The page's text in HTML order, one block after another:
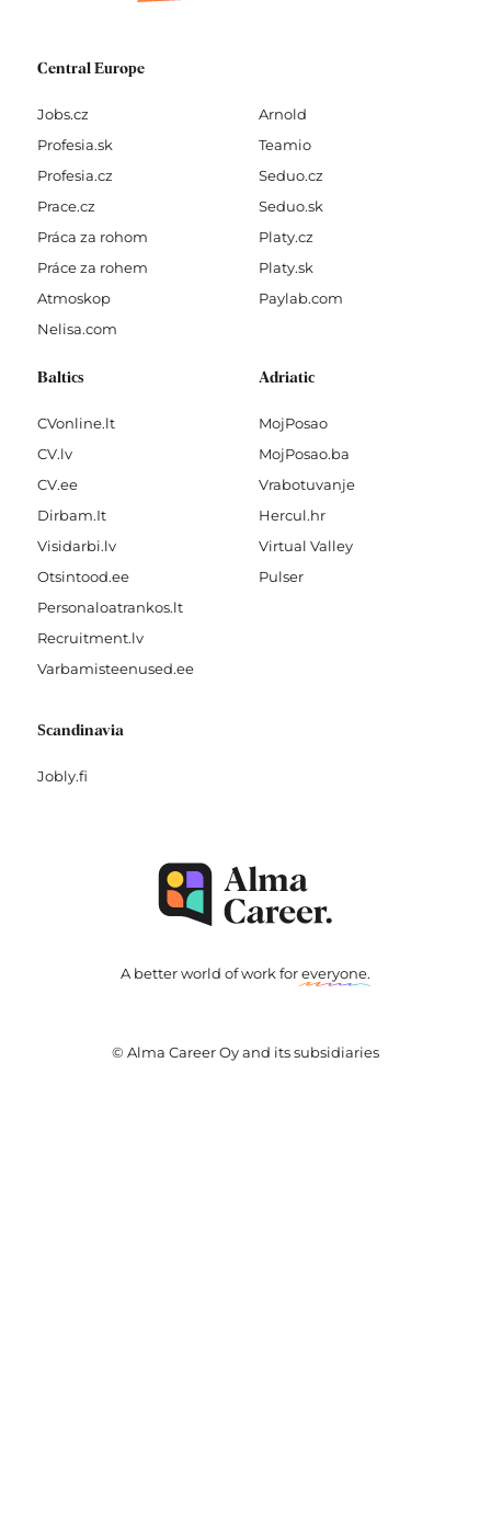
Central Europe
Jobs.cz
Profesia.sk
Profesia.cz
Prace.cz
Práca za rohom
Práce za rohem
Atmoskop
Nelisa.com
Arnold
Teamio
Seduo.cz
Seduo.sk
Platy.cz
Platy.sk
Paylab.com
Baltics
CVonline.lt
CV.lv
CV.ee
Dirbam.It
Visidarbi.lv
Otsintood.ee
Personaloatrankos.lt
Recruitment.lv
Varbamisteenused.ee
Adriatic
MojPosao
MojPosao.ba
Vrabotuvanje
Hercul.hr
Virtual Valley
Pulser
Scandinavia
Jobly.fi
A better world of work foreveryone.
© Alma Career Oy and its subsidiaries